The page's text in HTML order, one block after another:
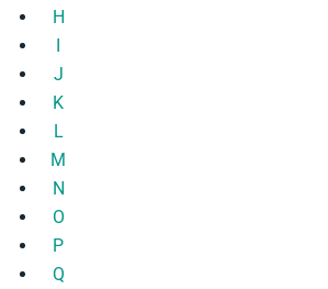
H
I
J
K
L
M
N
O
P
Q